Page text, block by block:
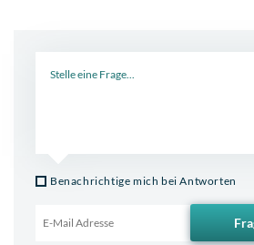
Benachrichtige mich bei Antworten